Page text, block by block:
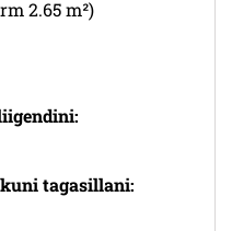
2.65 m²)
tagasillani: